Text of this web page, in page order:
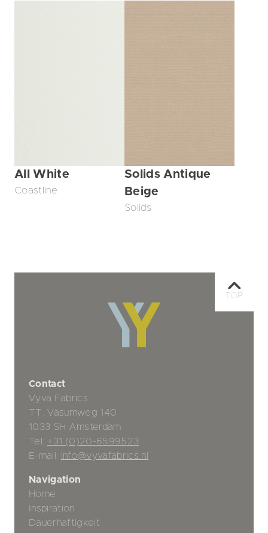
All White
Coastline
Solids Antique
Beige
Solids
Contact
Vyva Fabrics
TT. Vasumweg 140
1033 SH Amsterdam
Tel: +31 (0)20-6599523
E-mail: info@vyvafabrics.nl
Navigation
Home
Inspiration
Dauerhaftigkeit
TOP